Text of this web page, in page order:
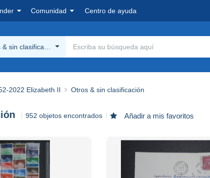
Comunidad Centro de ayuda
& sin clasificación
2022 Elizabeth II Otros & sin clasificación
952 objetos encontrados Añadir a mis favoritos